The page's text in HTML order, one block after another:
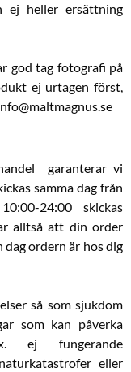
ej heller ersättning
god tag fotografi på
ej urtagen först,
garanterar vi
samma dag från
24:00 skickas
alltså att din order
dag ordern är hos dig
så som sjukdom
som kan påverka
ej fungerande
eller